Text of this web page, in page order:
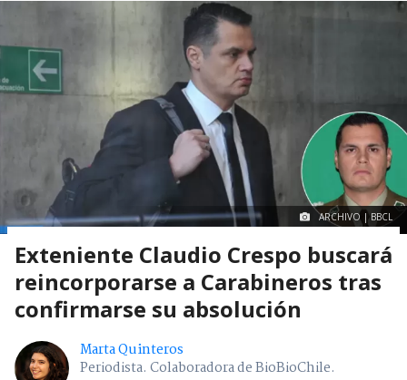
ARCHIVO | BBCL
Exteniente Claudio Crespo buscará
reincorporarse a Carabineros tras
confirmarse su absolución
Marta Quinteros
Periodista. Colaboradora de BioBioChile.